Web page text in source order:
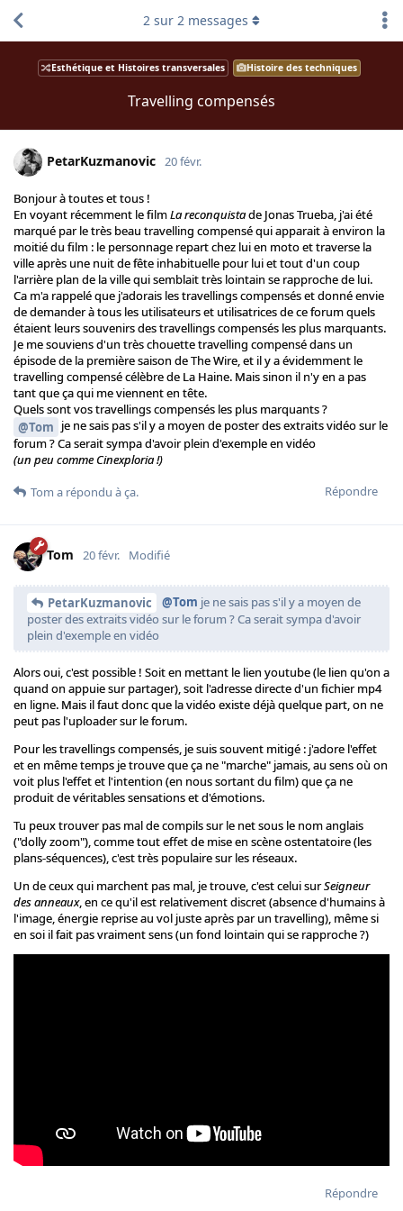
Esthétique et Histoires transversales Histoire des techniques
Travelling compensés
2 sur 2 messages
PetarKuzmanovic 20 févr.
Bonjour à toutes et tous !
En voyant récemment le filmLa reconquistade Jonas Trueba, j'ai été
marqué par le très beau travelling compensé qui apparait à environ la
moitié du film : le personnage repart chez lui en moto et traverse la
ville après une nuit de fête inhabituelle pour lui et tout d'un coup
l'arrière plan de la ville qui semblait très lointain se rapproche de lui.
Ca m'a rappelé que j'adorais les travellings compensés et donné envie
de demander à tous les utilisateurs et utilisatrices de ce forum quels
étaient leurs souvenirs des travellings compensés les plus marquants.
Je me souviens d'un très chouette travelling compensé dans un
épisode de la première saison de The Wire, et il y a évidemment le
travelling compensé célèbre de La Haine. Mais sinon il n'y en a pas
tant que ça qui me viennent en tête.
Quels sont vos travellings compensés les plus marquants ?
@Tom je ne sais pas s'il y a moyen de poster des extraits vidéo sur le
forum ? Ca serait sympa d'avoir plein d'exemple en vidéo
(un peu comme Cinexploria !)
Répondre
Tom a répondu à ça.
Tom 20 févr. Modifié
PetarKuzmanovic @Tom je ne sais pas s'il y a moyen de
poster des extraits vidéo sur le forum ? Ca serait sympa d'avoir
plein d'exemple en vidéo
Alors oui, c'est possible ! Soit en mettant le lien youtube (le lien qu'on a
quand on appuie sur partager), soit l'adresse directe d'un fichier mp4
en ligne. Mais il faut donc que la vidéo existe déjà quelque part, on ne
peut pas l'uploader sur le forum.
Pour les travellings compensés, je suis souvent mitigé : j'adore l'effet
et en même temps je trouve que ça ne "marche" jamais, au sens où on
voit plus l'effet et l'intention (en nous sortant du film) que ça ne
produit de véritables sensations et d'émotions.
Tu peux trouver pas mal de compils sur le net sous le nom anglais
("dolly zoom"), comme tout effet de mise en scène ostentatoire (les
plans-séquences), c'est très populaire sur les réseaux.
Un de ceux qui marchent pas mal, je trouve, c'est celui surSeigneur
des anneaux, en ce qu'il est relativement discret (absence d'humains à
l'image, énergie reprise au vol juste après par un travelling), même si
en soi il fait pas vraiment sens (un fond lointain qui se rapproche ?)
Répondre